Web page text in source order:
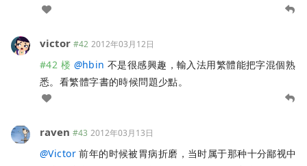
victor #42 2012年03月12日
#42 楼 @hbin 不是很感興趣，輸入法用繁體能把字混個熟
悉。看繁體字書的時候問題少點。
raven #43 2012年03月13日
@Victor前年的时候被胃病折磨，当时属于那种十分鄙视中